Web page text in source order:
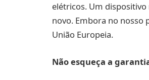
elétricos. Um
novo. Embora no nosso
União Europeia.
Não esqueça a